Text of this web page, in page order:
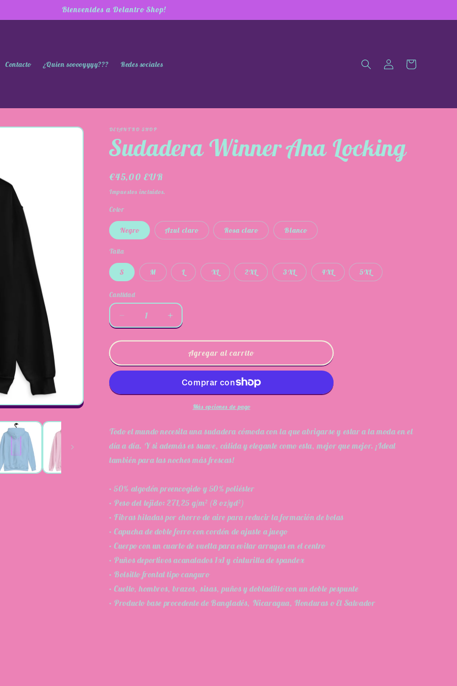
Bienvenides a Delantro Shop!
Contacto ¿Quien sooooyyyy??? Redes sociales
sesión
Carrito
DELANTRO SHOP
Sudadera Winner Ana Locking
Precio
habitual
€45,00 EUR
Impuestos incluidos.
Color
Negro Azul claro Rosa claro Blanco
Talla
S M L XL 2XL 3XL 4XL 5XL
Cantidad
Reducir
cantidad
para
Winner
Ana
Aumentar
cantidad
para
Sudadera
Winner
Ana
Locking
Agregar al carrito
Más opciones de pago
Todo el mundo necesita una sudadera cómoda con la que abrigarse y estar a la moda en el
día a día. Y si además es suave, cálida y elegante como esta, mejor que mejor. ¡Ideal
también para las noches más frescas!
• 50% algodón preencogido y 50% poliéster
• Peso del tejido: 271,25 g/m² (8 oz/yd²)
• Fibras hiladas por chorro de aire para reducir la formación de bolas
• Capucha de doble forro con cordón de ajuste a juego
• Cuerpo con un cuarto de vuelta para evitar arrugas en el centro
• Puños deportivos acanalados 1x1 y cinturilla de spandex
• Bolsillo frontal tipo canguro
• Cuello, hombros, brazos, sisas, puños y dobladillo con un doble pespunte
• Producto base procedente de Bangladés, Nicaragua, Honduras o El Salvador